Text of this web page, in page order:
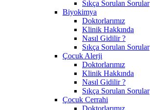
Sıkça Sorulan Sorular
Biyokimya
Doktorlarımız
Klinik Hakkında
Nasıl Gidilir ?
Sıkça Sorulan Sorular
Çocuk Alerji
Doktorlarımız
Klinik Hakkında
Nasıl Gidilir ?
Sıkça Sorulan Sorular
Çocuk Cerrahi
Doktorlarımız